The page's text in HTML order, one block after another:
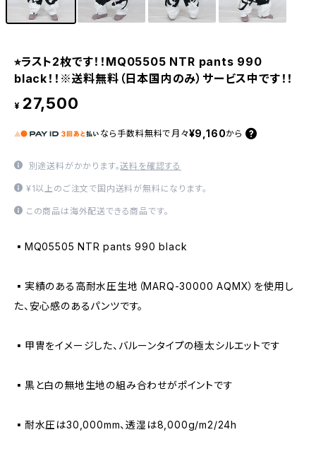
⭐︎ラスト2枚です！！MQ05505 NTR pants 990
black！！※送料無料（日本国内のみ）サービス中です！！
¥ 27,500
なら 手数料無料で 月々¥9,160から
別途送料がかかります。送料を確認する
¥1以上のご注文で国内送料が無料になります。
この商品は海外配送できる商品です。
▪️MQ05505 NTR pants 990 black
▪️実績のある高耐水圧生地（MARQ-30000 AQMX）を使用し
た、安心感のあるパンツです。
▪️甲冑をイメージした、バルーンタイプの極太シルエットです
▪️黒と白の無地生地の組み合わせがポイントです
▪️耐水圧は30,000mm、透湿は8,000g/m2/24h